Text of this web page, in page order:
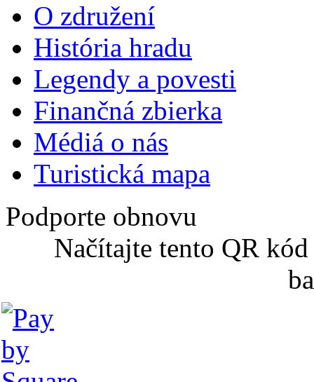
O združení
História hradu
Legendy a povesti
Finančná zbierka
Médiá o nás
Turistická mapa
Podporte obnovu
Načítajte tento QR